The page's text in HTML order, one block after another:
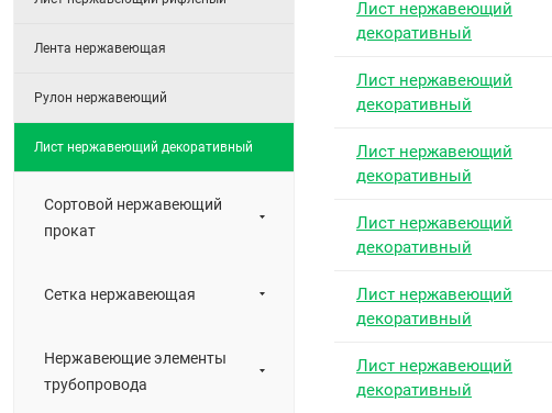
Лента нержавеющая
Рулон нержавеющий
Лист нержавеющий декоративный
Сортовой нержавеющий
прокат
Сетка нержавеющая
Нержавеющие элементы
трубопровода
Лист нержавеющий
декоративный
Лист нержавеющий
декоративный
Лист нержавеющий
декоративный
Лист нержавеющий
декоративный
Лист нержавеющий
декоративный
Лист нержавеющий
декоративный